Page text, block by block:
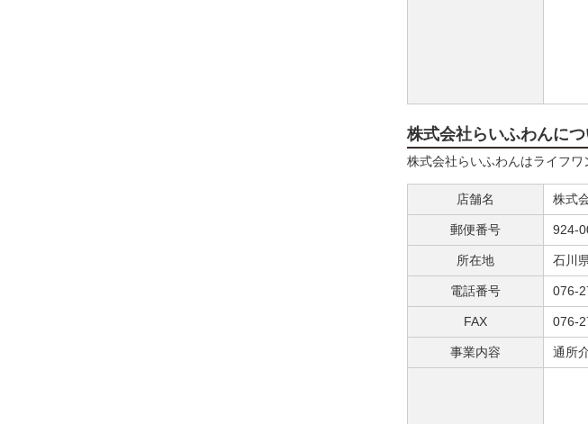
株式会社らいふわんに
株式会社らいふわんはライフワ
店舗名 株式
郵便番号 924-
所在地 石川
電話番号 076-
FAX 076-
事業内容 通所